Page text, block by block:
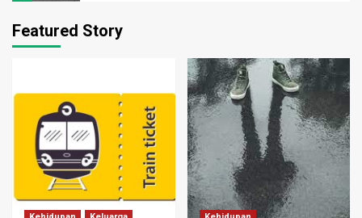
An Afternoon in the Park
Hot Chocolate
Christian Buddha
Featured Story